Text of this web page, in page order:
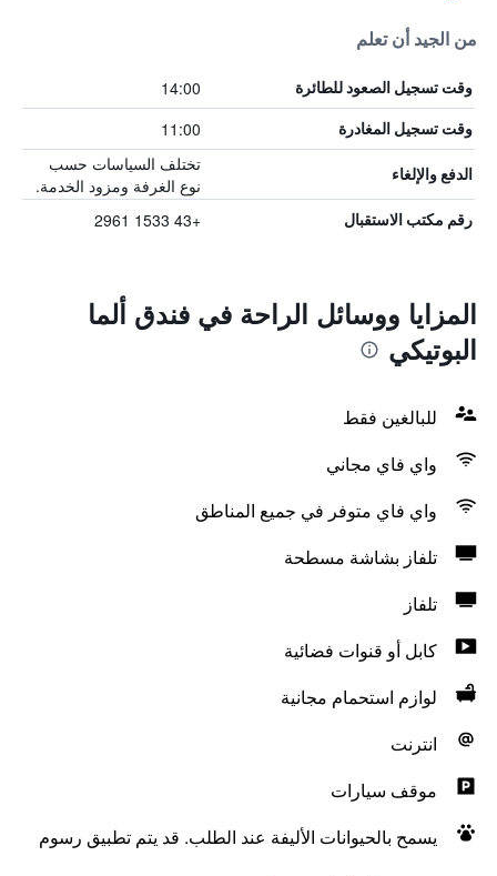
من الجيد أن تعلم
وقت تسجيل الصعود للطائرة 14:00
وقت تسجيل المغادرة 11:00
الدفع والإلغاء
تختلف السياسات حسب
نوع الغرفة ومزود الخدمة.
رقم مكتب الاستقبال +43 1533 2961
المزايا ووسائل الراحة في فندق ألما
البوتيكي
للبالغين فقط
واي فاي مجاني
واي فاي متوفر في جميع المناطق
تلفاز بشاشة مسطحة
تلفاز
كابل أو قنوات فضائية
لوازم استحمام مجانية
انترنت
موقف سيارات
يسمح بالحيوانات الأليفة عند الطلب. قد يتم تطبيق رسوم